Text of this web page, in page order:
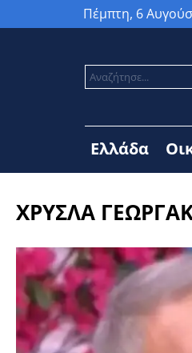
Πέμπτη, 6
Ελλάδα
ΧΡΥΣΛΑ